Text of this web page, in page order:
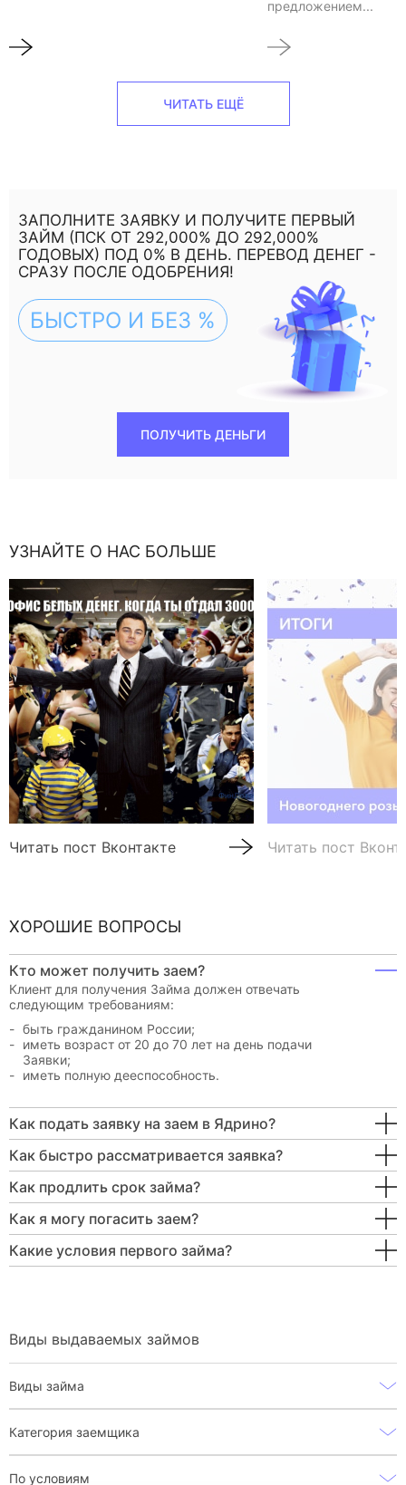
предложением...
ЧИТАТЬ ЕЩЁ
ЗАПОЛНИТЕ ЗАЯВКУ И ПОЛУЧИТЕ ПЕРВЫЙ
ЗАЙМ (ПСК ОТ 292,000% ДО 292,000%
ГОДОВЫХ) ПОД 0% В ДЕНЬ. ПЕРЕВОД ДЕНЕГ -
СРАЗУ ПОСЛЕ ОДОБРЕНИЯ!
БЫСТРО И БЕЗ %
ПОЛУЧИТЬ ДЕНЬГИ
УЗНАЙТЕ О НАС БОЛЬШЕ
Читать пост Вконтакте Читать пост
ХОРОШИЕ ВОПРОСЫ
Кто может получить заем?
Клиент для получения Займа должен отвечать
следующим требованиям:
быть гражданином России;
иметь возраст от 20 до 70 лет на день подачи
Заявки;
иметь полную дееспособность.
Как подать заявку на заем в Ядрино?
Как быстро рассматривается заявка?
Как продлить срок займа?
Как я могу погасить заем?
Какие условия первого займа?
Виды выдаваемых займов
Виды займа
Категория заемщика
По условиям